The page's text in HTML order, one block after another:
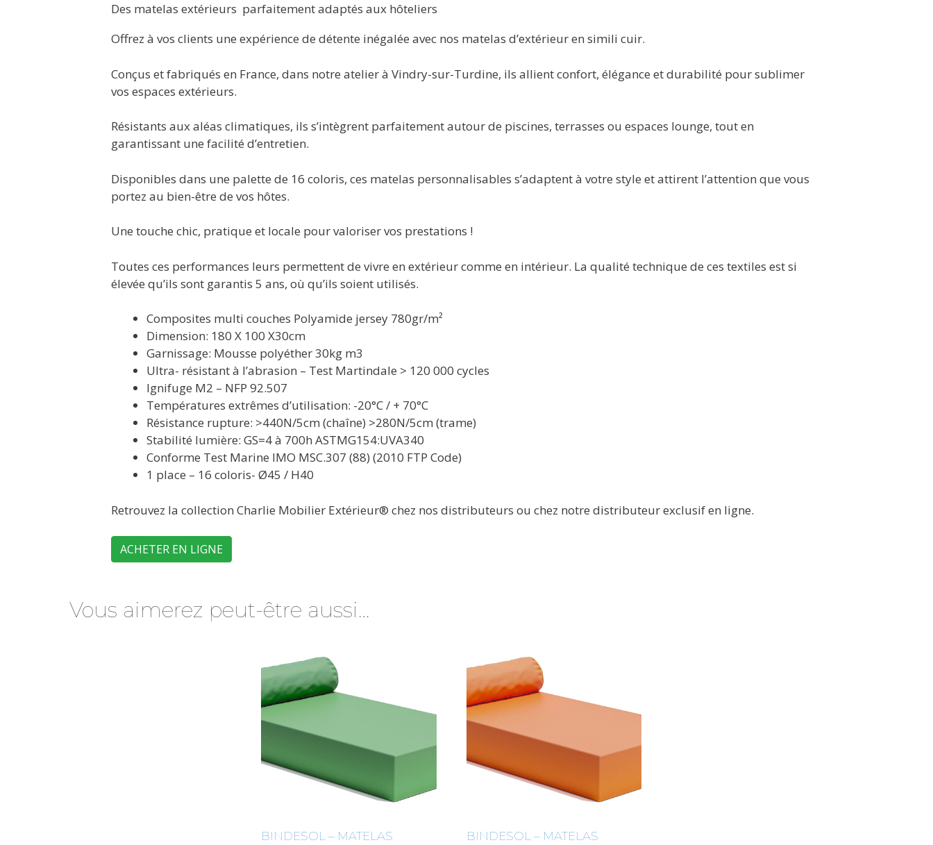
Des matelas extérieurs parfaitement adaptés aux hôteliers
Offrez à vos clients une expérience de détente inégalée avec nos matelas d’extérieur en simili cuir.
Conçus et fabriqués en France, dans notre atelier à Vindry-sur-Turdine, ils allient confort, élégance et durabilité pour sublimer
vos espaces extérieurs.
Résistants aux aléas climatiques, ils s’intègrent parfaitement autour de piscines, terrasses ou espaces lounge, tout en
garantissant une facilité d’entretien.
Disponibles dans une palette de 16 coloris, ces matelas personnalisables s’adaptent à votre style et attirent l’attention que vous
portez au bien-être de vos hôtes.
Une touche chic, pratique et locale pour valoriser vos prestations !
Toutes ces performances leurs permettent de vivre en extérieur comme en intérieur. La qualité technique de ces textiles est si
élevée qu’ils sont garantis 5 ans, où qu’ils soient utilisés.
Composites multi couches Polyamide jersey 780gr/m²
Dimension: 180 X 100 X30cm
Garnissage: Mousse polyéther 30kg m3
Ultra- résistant à l’abrasion – Test Martindale > 120 000 cycles
Ignifuge M2 – NFP 92.507
Températures extrêmes d’utilisation: -20°C / + 70°C
Résistance rupture: >440N/5cm (chaîne) >280N/5cm (trame)
Stabilité lumière: GS=4 à 700h ASTMG154:UVA340
Conforme Test Marine IMO MSC.307 (88) (2010 FTP Code)
1 place – 16 coloris- Ø45 / H40
Retrouvez la collection Charlie Mobilier Extérieur® chez nos distributeurs ou chez notre distributeur exclusif en ligne.
ACHETER EN LIGNE
Vous aimerez peut-être aussi…
BINDESOL – MATELAS
BINDESOL – MATELAS